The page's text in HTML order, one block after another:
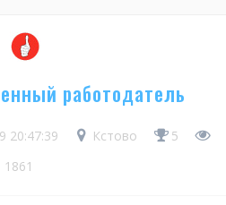
работодатель
20:47:39 Кстово
5
1861